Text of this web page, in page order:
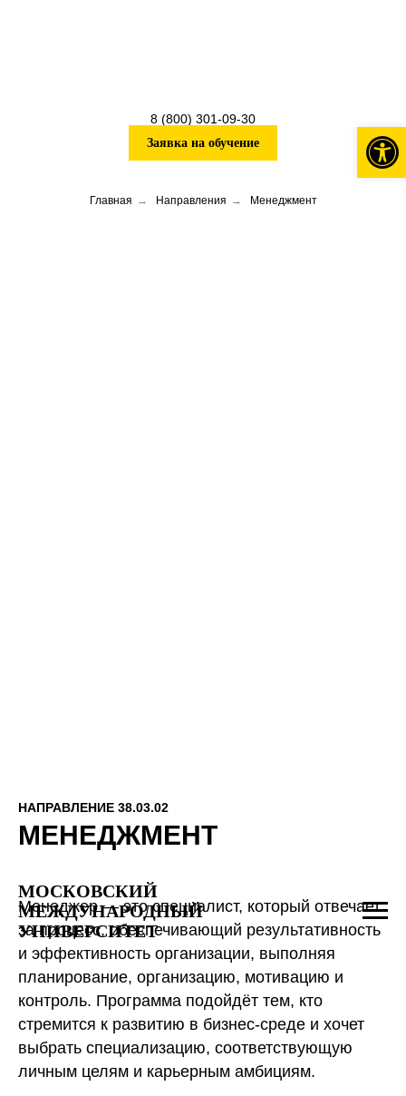
МОСКОВСКИЙ
МЕЖДУНАРОДНЫЙ
УНИВЕРСИТЕТ
8 (800) 301-09-30
Заявка на обучение
Главная → Направления → Менеджмент
НАПРАВЛЕНИЕ 38.03.02
МЕНЕДЖМЕНТ
Менеджер — это специалист, который отвечает
за процесс, обеспечивающий результативность
и эффективность организации, выполняя
планирование, организацию, мотивацию и
контроль. Программа подойдёт тем, кто
стремится к развитию в бизнес-среде и хочет
выбрать специализацию, соответствующую
личным целям и карьерным амбициям.